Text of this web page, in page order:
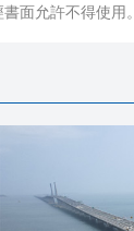
面允許不得使用。